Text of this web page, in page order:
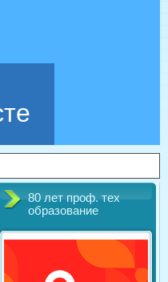
80 лет проф. тех
образование